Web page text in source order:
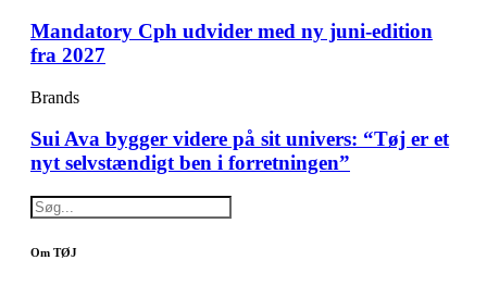
Mandatory Cph udvider med ny juni-edition
fra 2027
Brands
Sui Ava bygger videre på sit univers: “Tøj er et
nyt selvstændigt ben i forretningen”
Om TØJ